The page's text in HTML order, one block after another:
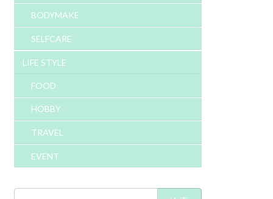
BODYMAKE
SELFCARE
LIFE STYLE
FOOD
HOBBY
TRAVEL
EVENT
検